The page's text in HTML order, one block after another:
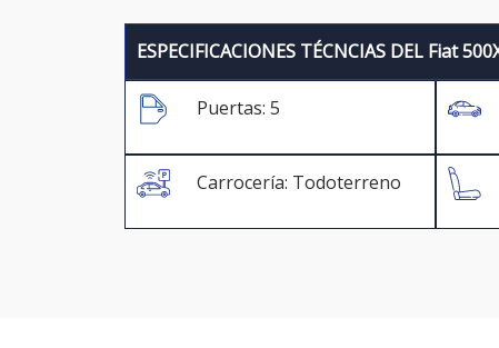
ESPECIFICACIONES TÉCNCIAS DEL Fiat
Puertas: 5
Carrocería: Todoterreno